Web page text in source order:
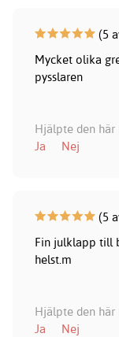
(5
Mycket olika
pysslaren
Hjälpte den här
Ja
Nej
(5
Fin julklapp till
helst.m
Hjälpte den här
Ja
Nej